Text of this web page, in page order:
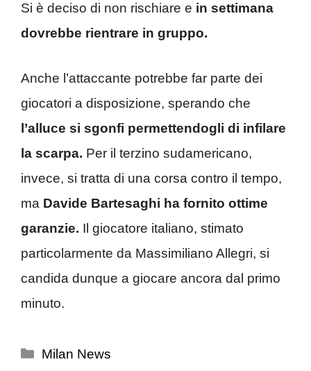
Si è deciso di non rischiare e in settimana
dovrebbe rientrare in gruppo.
Anche l’attaccante potrebbe far parte dei
giocatori a disposizione, sperando che
l’alluce si sgonfi permettendogli di infilare
la scarpa. Per il terzino sudamericano,
invece, si tratta di una corsa contro il tempo,
ma Davide Bartesaghi ha fornito ottime
garanzie. Il giocatore italiano, stimato
particolarmente da Massimiliano Allegri, si
candida dunque a giocare ancora dal primo
minuto.
Categorie
Milan News